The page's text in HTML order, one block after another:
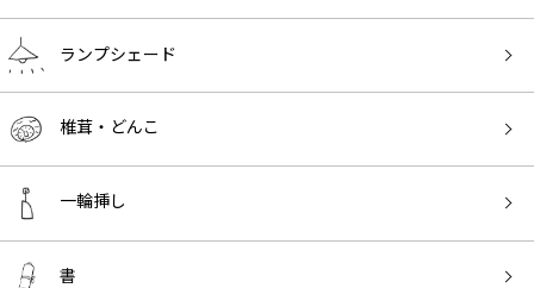
ランプシェード
椎茸・どんこ
一輪挿し
書